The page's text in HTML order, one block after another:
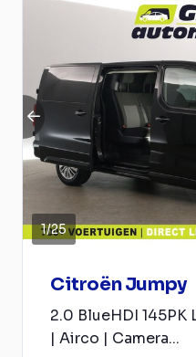
1/25
Citroën Jumpy
2.0 BlueHDI 145PK
| Airco | Camera...